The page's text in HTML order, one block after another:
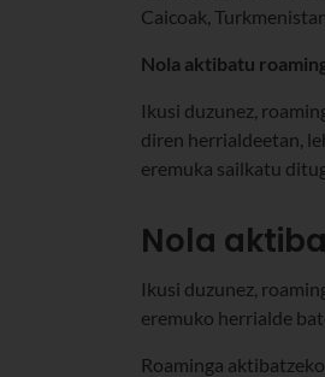
Caicoak,
Nola aktibatu
Ikusi duzunez,
diren herrialdeetan,
eremuka sailkatu
Nola
Ikusi duzunez,
eremuko herrialde
Roaminga